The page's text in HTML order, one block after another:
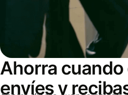
Ahorra cuando
envíes y